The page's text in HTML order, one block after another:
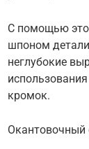
С помощью
шпоном
неглубокие
кромок.
Окантовочный